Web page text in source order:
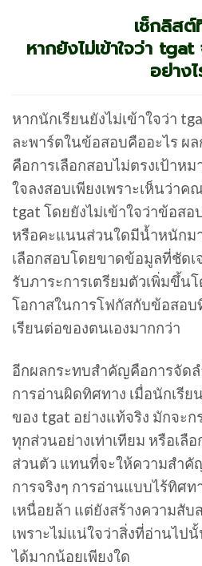
เช็กลิส
หากยังไม่เข้าใจว่า
อย่าง
หากนักเรียนยังไม่เข้าใจว่า
ละพาร์ตในข้อสอบคืออะไร ผ
คือการเลือกสอบไม่ตรงเป้าห
ใจลงสอบเพียงเพราะเห็นว่า
tgat โดยยังไม่เข้าใจว่าข้อส
หรือคะแนนส่วนใดมีน้ำหนักม
เลือกสอบโดยขาดข้อมูลที่ชัดเ
รับภาระการเตรียมตัวเพิ่มขึ้น
โอกาสในการโฟกัสกับข้อสอ
เรียนต่อของตนเองมากกว่า
อีกผลกระทบสำคัญคือการจัด
การอ่านผิดทิศทาง เมื่อนักเรีย
ของ tgat อย่างแท้จริง มักจะก
ทุกส่วนอย่างเท่าเทียม หรือเลื
ส่วนตัว แทนที่จะให้ความสำ
การจริงๆ การอ่านแบบไร้ทิศท
เหนื่อยล้า แต่ยังสร้างความสับ
เพราะไม่แน่ใจว่าสิ่งที่อ่านไป
ได้มากน้อยเพียงใด